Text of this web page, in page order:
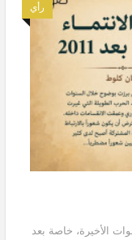
رأي
الأخيرة، خاصة بعد